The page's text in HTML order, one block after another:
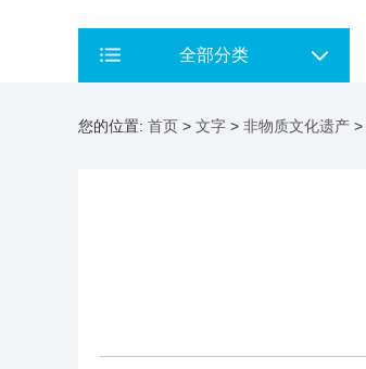
全部分类
您的位置: 首页 > 文字 > 非物质文化遗产 >